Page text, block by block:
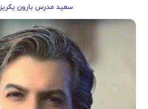
سعید مدرس بارون یکریز